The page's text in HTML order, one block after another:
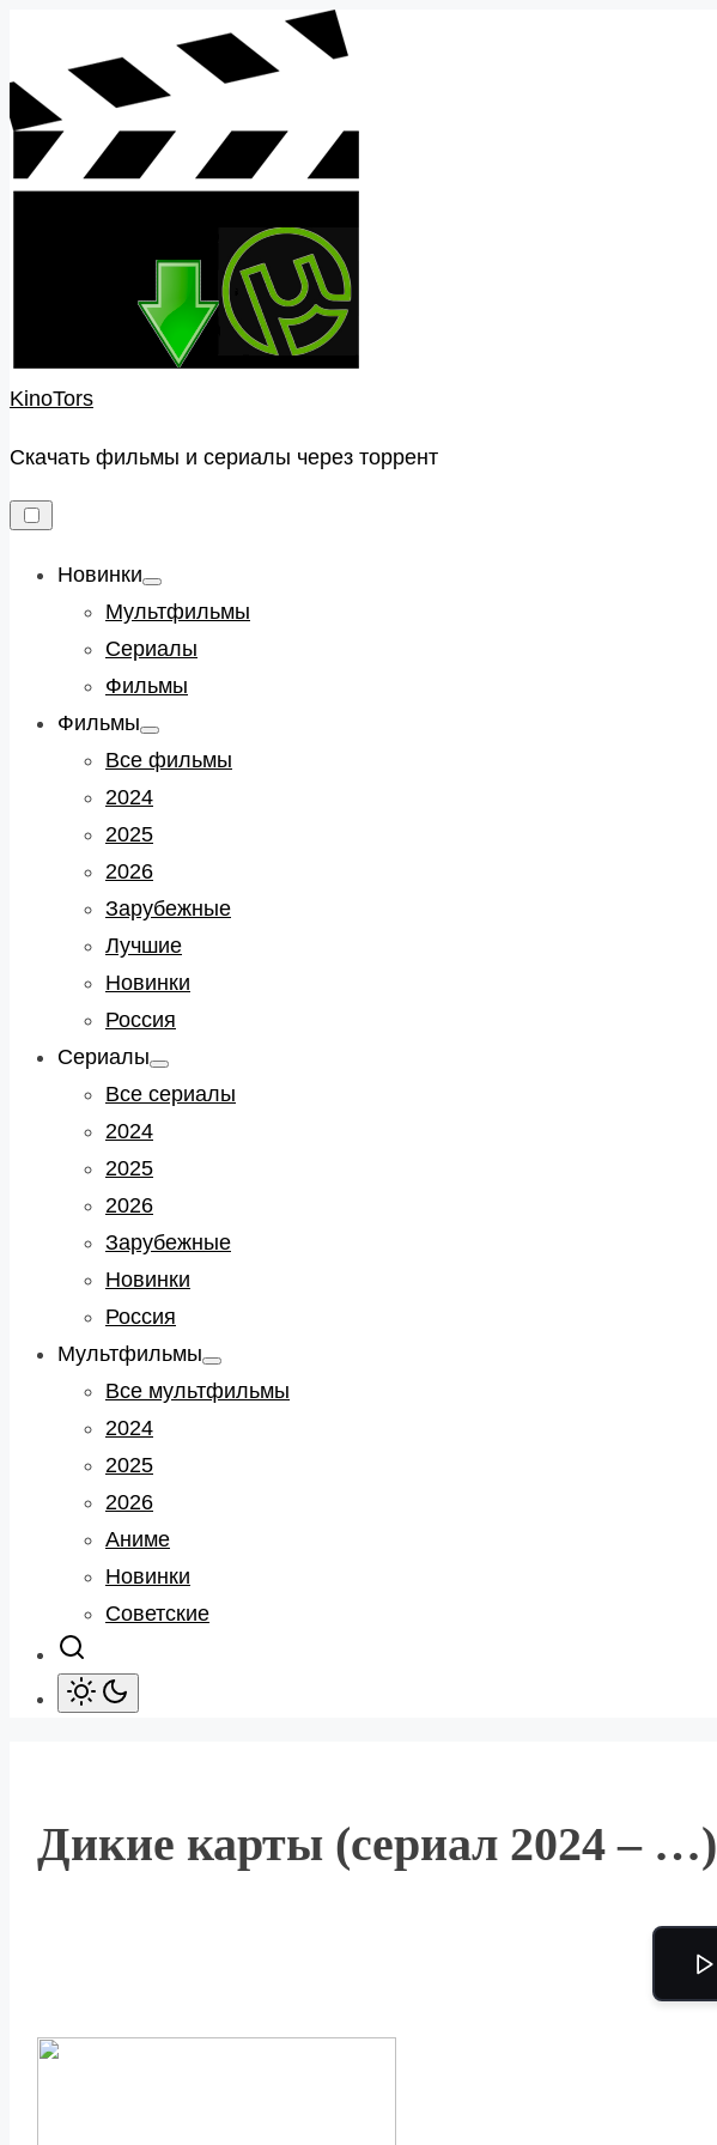
content
KinoTors
Скачать фильмы и сериалы через торрент
Новинки
Show
sub
menu
Мультфильмы
Сериалы
Фильмы
Фильмы
Show
sub
menu
Все фильмы
2024
2025
2026
Зарубежные
Лучшие
Новинки
Россия
Сериалы
Show
sub
menu
Все сериалы
2024
2025
2026
Зарубежные
Новинки
Россия
Мультфильмы
Show
sub
menu
Все мультфильмы
2024
2025
2026
Аниме
Новинки
Советские
Дикие карты (сериал 2024 – …)